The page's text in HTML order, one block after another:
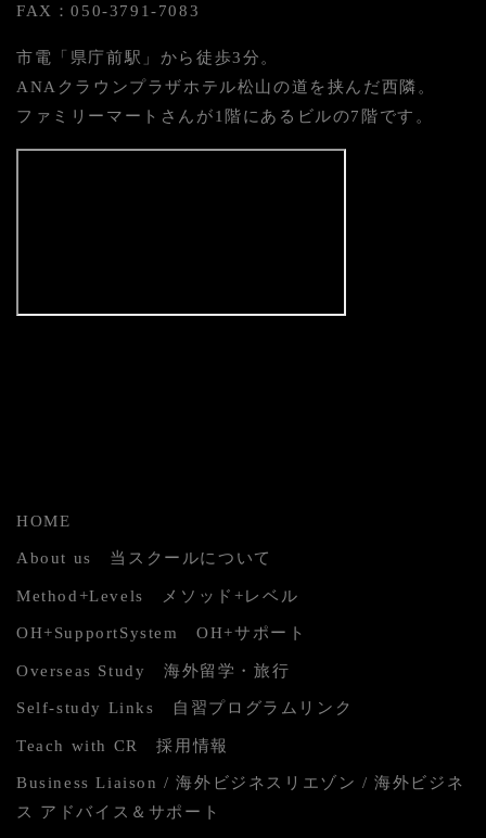
FAX：050-3791-7083
市電「県庁前駅」から徒歩3分。
ANAクラウンプラザホテル松山の道を挟んだ西隣。
ファミリーマートさんが1階にあるビルの7階です。
HOME
About us 当スクールについて
Method+Levels メソッド+レベル
OH+SupportSystem OH+サポート
Overseas Study 海外留学・旅行
Self-study Links 自習プログラムリンク
Teach with CR 採用情報
Business Liaison / 海外ビジネスリエゾン / 海外ビジネ
ス アドバイス＆サポート